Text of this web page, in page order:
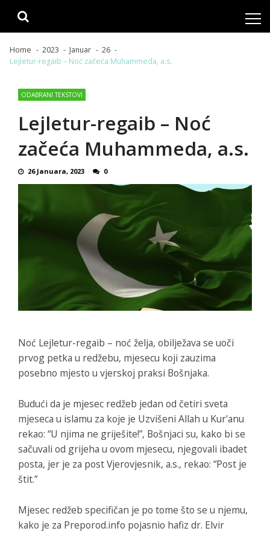
Home 2023 Januar
26
Lejletur-regaib – Noć začeća Muhammeda, a.s.
ODABRANI TEKSTOVI
Lejletur-regaib – Noć
začeća Muhammeda, a.s.
26 Januara, 2023 0
Noć Lejletur-regaib – noć želja, obilježava se uoči
prvog petka u redžebu, mjesecu koji zauzima
posebno mjesto u vjerskoj praksi Bošnjaka.
Budući da je mjesec redžeb jedan od četiri sveta
mjeseca u islamu za koje je Uzvišeni Allah u Kur'anu
rekao: “U njima ne griješite!”, Bošnjaci su, kako bi se
sačuvali od grijeha u ovom mjesecu, njegovali ibadet
posta, jer je za post Vjerovjesnik, a.s., rekao: “Post je
štit.”
Mjesec redžeb specifičan je po tome što se u njemu,
kako je za Preporod.info pojasnio hafiz dr. Elvir